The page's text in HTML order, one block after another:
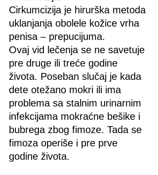
Cirkumcizija je hirurška metoda
uklanjanja obolele kožice vrha
penisa – prepucijuma.
Ovaj vid lečenja se ne savetuje
pre druge ili treće godine
života. Poseban slučaj je kada
dete otežano mokri ili ima
problema sa stalnim urinarnim
infekcijama mokraćne bešike i
bubrega zbog fimoze. Tada se
fimoza operiše i pre prve
godine života.